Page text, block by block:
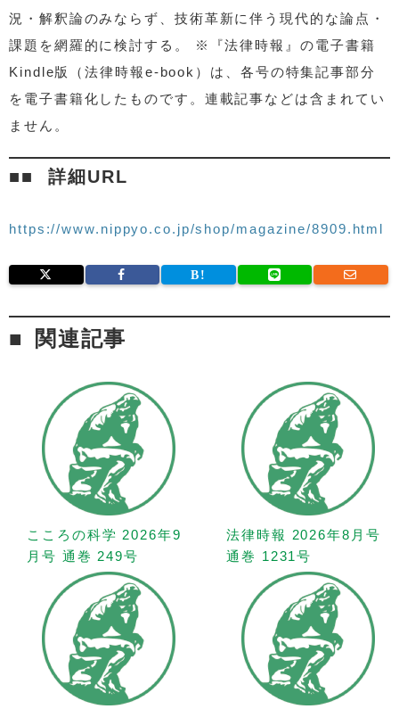
況・解釈論のみならず、技術革新に伴う現代的な論点・
課題を網羅的に検討する。 ※『法律時報』の電子書籍
Kindle版（法律時報e-book）は、各号の特集記事部分
を電子書籍化したものです。連載記事などは含まれてい
ません。
詳細URL
https://www.nippyo.co.jp/shop/magazine/8909.html
関連記事
こころの科学 2026年9
月号 通巻 249号
法律時報 2026年8月号
通巻 1231号